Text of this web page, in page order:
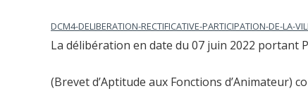
DCM4-DELIBERATION-RECTIFICATIVE-PARTICIPATION-DE-LA-
La délibération en date du 07 juin 2022 portant
(Brevet d’Aptitude aux Fonctions d’Animateur)